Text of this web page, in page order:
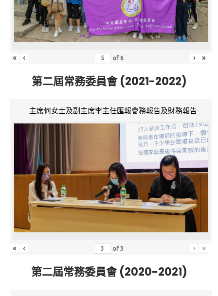
« ‹ of 6 › »
第二屆常務委員會 (2021-2022)
主席何女士及副主席李主任匯報會務報告及財務報告
« ‹ of3 › »
第二屆常務委員會 (2020-2021)